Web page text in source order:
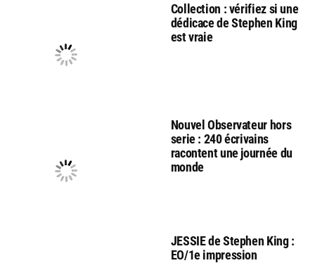
Collection : vérifiez si une
dédicace de Stephen King
est vraie
Nouvel Observateur hors
serie : 240 écrivains
racontent une journée du
monde
JESSIE de Stephen King :
EO/1e impression